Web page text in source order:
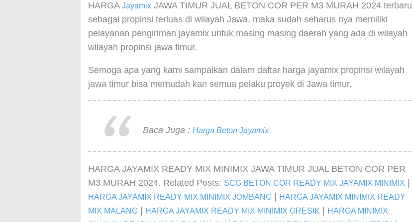
HARGA Jayamix JAWA TIMUR JUAL BETON COR PER M3 MURAH 2024 terbaru
sebagai propinsi terluas di wilayah Jawa, maka sudah seharus nya memiliki
pelayanan pengiriman jayamix untuk masing masing daerah yang ada di wilayah
wilayah propinsi jawa timur.
Semoga apa yang kami sampaikan dalam daftar harga jayamix propinsi wilayah
jawa timur bisa memudah kan semua pelaku proyek di Jawa timur.
Baca Juga : Harga Beton Jayamix
HARGA JAYAMIX READY MIX MINIMIX JAWA TIMUR JUAL BETON COR PER
M3 MURAH 2024. Related Posts: SCG BETON COR READY MIX JAYAMIX MINIMIX
HARGA JAYAMIX READY MIX MINIMIX JOMBANG
HARGA JAYAMIX MINIMIX READY
MIX MALANG
HARGA JAYAMIX READY MIX MINIMIX GRESIK
HARGA MINIMIX